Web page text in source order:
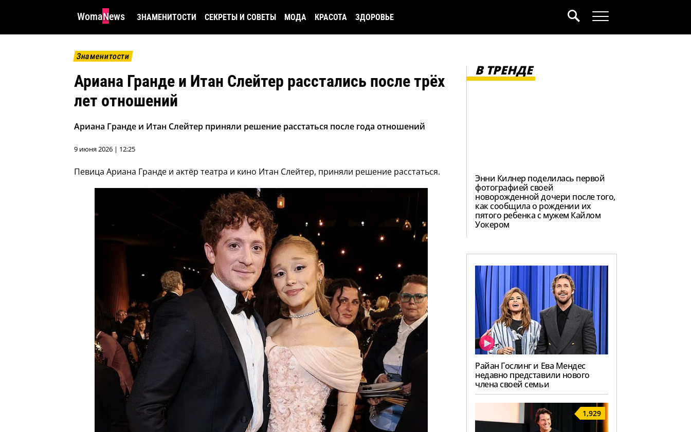
WomaNews ЗНАМЕНИТОСТИ СЕКРЕТЫ И СОВЕТЫ МОДА КРАСОТА ЗДОРОВЬЕ
Знаменитости
Ариана Гранде и Итан Слейтер расстались после трёх
лет отношений
Ариана Гранде и Итан Слейтер приняли решение расстаться после года отношений
9 июня 2026 | 12:25
Певица Ариана Гранде и актёр театра и кино Итан Слейтер, приняли решение расстаться.
В ТРЕНДЕ
Энни Килнер поделилась первой
фотографией своей
новорожденной дочери после того,
как сообщила о рождении их
пятого ребенка с мужем Кайлом
Уокером
Райан Гослинг и Ева Мендес
недавно представили нового
члена своей семьи
1,929